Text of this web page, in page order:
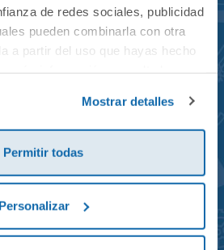
de redes sociales, publicidad
pueden combinarla con otra
a partir del uso que hayas hecho
Mostrar detalles
Permitir todas
Personalizar
21x10x28cm
23,95€